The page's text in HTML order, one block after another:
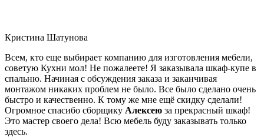
Кристина Шатунова
Всем, кто еще выбирает компанию для изготовления мебели,
советую Кухни мол! Не пожалеете! Я заказывала шкаф-купе в
спальню. Начиная с обсуждения заказа и заканчивая
монтажом никаких проблем не было. Все было сделано очень
быстро и качественно. К тому же мне ещё скидку сделали!
Огромное спасибо сборщику Алексею за прекрасный шкаф!
Это мастер своего дела! Всю мебель буду заказывать только
здесь.